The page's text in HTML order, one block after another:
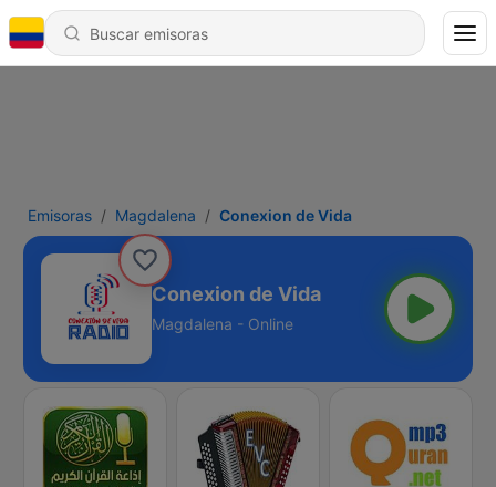
Emisoras Magdalena Conexion de Vida
Conexion de Vida
Magdalena - Online